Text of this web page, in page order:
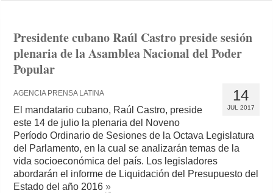
Presidente cubano Raúl Castro preside sesión
plenaria de la Asamblea Nacional del Poder
Popular
14
JUL 2017
AGENCIA PRENSA LATINA
El mandatario cubano, Raúl Castro, preside
este 14 de julio la plenaria del Noveno
Período Ordinario de Sesiones de la Octava Legislatura
del Parlamento, en la cual se analizarán temas de la
vida socioeconómica del país. Los legisladores
abordarán el informe de Liquidación del Presupuesto del
Estado del año 2016»